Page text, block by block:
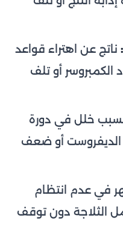
ناتج عن اهتراء قواعد
الكمبروسر أو تلف
خلل في دورة
الديفروست أو ضعف
في عدم انتظام
الثلاجة دون توقف